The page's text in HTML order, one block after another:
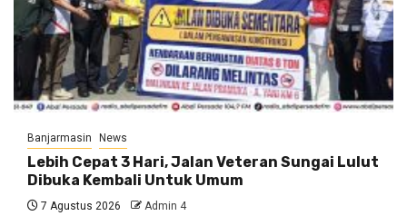
Banjarmasin News
Lebih Cepat 3 Hari, Jalan Veteran Sungai Lulut
Dibuka Kembali Untuk Umum
7 Agustus 2026 Admin 4